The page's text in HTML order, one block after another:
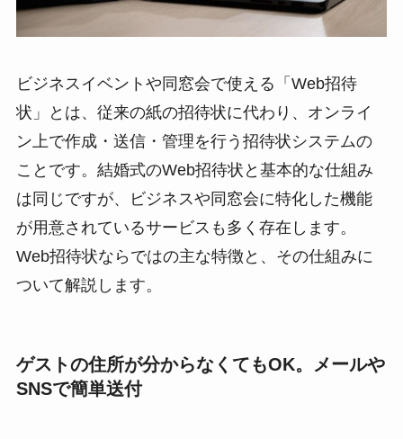
ビジネスイベントや同窓会で使える「Web招待
状」とは、従来の紙の招待状に代わり、オンライ
ン上で作成・送信・管理を行う招待状システムの
ことです。結婚式のWeb招待状と基本的な仕組み
は同じですが、ビジネスや同窓会に特化した機能
が用意されているサービスも多く存在します。
Web招待状ならではの主な特徴と、その仕組みに
ついて解説します。
ゲストの住所が分からなくてもOK。メールや
SNSで簡単送付